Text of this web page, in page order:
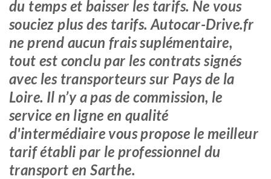
du temps et baisser les tarifs. Ne vous
souciez plus des tarifs. Autocar-Drive.fr
ne prend aucun frais suplémentaire,
tout est conclu par les contrats signés
avec les transporteurs sur Pays de la
Loire. Il n’y a pas de commission, le
service en ligne en qualité
d'intermédiaire vous propose le meilleur
tarif établi par le professionnel du
transport en Sarthe.